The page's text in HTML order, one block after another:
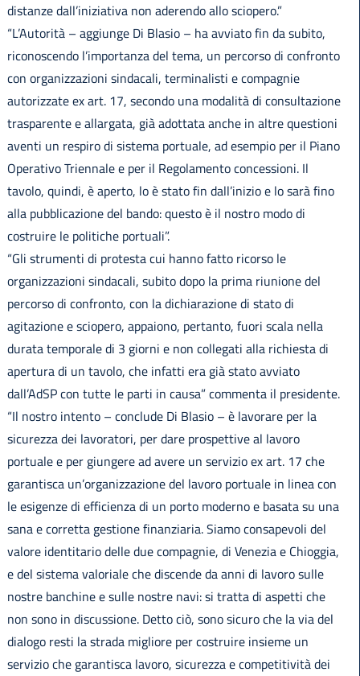
distanze dall’iniziativa non aderendo allo sciopero.”
“L’Autorità – aggiunge Di Blasio – ha avviato fin da subito,
riconoscendo l’importanza del tema, un percorso di confronto
con organizzazioni sindacali, terminalisti e compagnie
autorizzate ex art. 17, secondo una modalità di consultazione
trasparente e allargata, già adottata anche in altre questioni
aventi un respiro di sistema portuale, ad esempio per il Piano
Operativo Triennale e per il Regolamento concessioni. Il
tavolo, quindi, è aperto, lo è stato fin dall’inizio e lo sarà fino
alla pubblicazione del bando: questo è il nostro modo di
costruire le politiche portuali”.
“Gli strumenti di protesta cui hanno fatto ricorso le
organizzazioni sindacali, subito dopo la prima riunione del
percorso di confronto, con la dichiarazione di stato di
agitazione e sciopero, appaiono, pertanto, fuori scala nella
durata temporale di 3 giorni e non collegati alla richiesta di
apertura di un tavolo, che infatti era già stato avviato
dall’AdSP con tutte le parti in causa” commenta il presidente.
“Il nostro intento – conclude Di Blasio – è lavorare per la
sicurezza dei lavoratori, per dare prospettive al lavoro
portuale e per giungere ad avere un servizio ex art. 17 che
garantisca un’organizzazione del lavoro portuale in linea con
le esigenze di efficienza di un porto moderno e basata su una
sana e corretta gestione finanziaria. Siamo consapevoli del
valore identitario delle due compagnie, di Venezia e Chioggia,
e del sistema valoriale che discende da anni di lavoro sulle
nostre banchine e sulle nostre navi: si tratta di aspetti che
non sono in discussione. Detto ciò, sono sicuro che la via del
dialogo resti la strada migliore per costruire insieme un
servizio che garantisca lavoro, sicurezza e competitività dei